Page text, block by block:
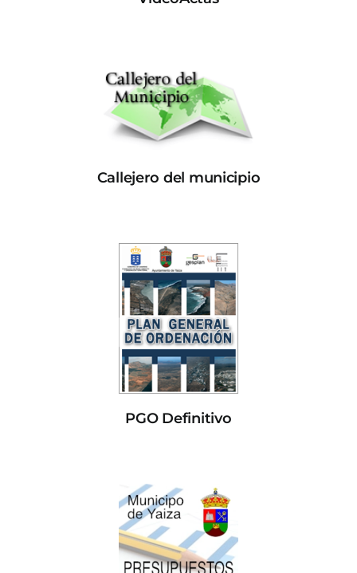
Callejero del municipio
PGO Definitivo